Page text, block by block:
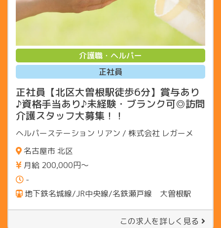
介護職・ヘルパー
正社員
正社員【北区大曽根駅徒歩6分】賞与あり
♪資格手当あり♪未経験・ブランク可◎訪問
介護スタッフ大募集！！
ヘルパーステーション リアン / 株式会社 レガーメ
名古屋市 北区
月給 200,000円〜
-
地下鉄名城線/JR中央線/名鉄瀬戸線 大曽根駅
この求人を詳しく見る